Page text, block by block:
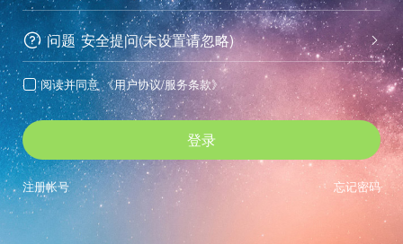
 问题 
安全提问(未设置请忽略)
 阅读并同意 《用户协议/服务条款》
登录
忘记密码
注册帐号